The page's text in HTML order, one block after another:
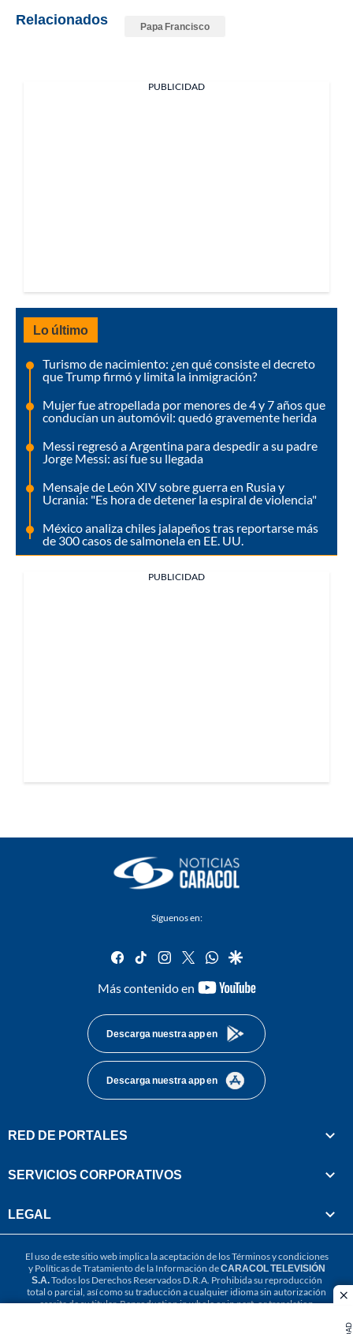
Relacionados Papa Francisco
PUBLICIDAD
Lo último
Turismo de nacimiento: ¿en qué consiste el decreto
que Trump firmó y limita la inmigración?
Mujer fue atropellada por menores de 4 y 7 años que
conducían un automóvil: quedó gravemente herida
Messi regresó a Argentina para despedir a su padre
Jorge Messi: así fue su llegada
Mensaje de León XIV sobre guerra en Rusia y
Ucrania: "Es hora de detener la espiral de violencia"
México analiza chiles jalapeños tras reportarse más
de 300 casos de salmonela en EE. UU.
PUBLICIDAD
Síguenos en:
facebook
tiktok instagram
twitterwhatsapp
google
Más contenido en
youtube-
Descarga nuestra app en
Descarga nuestra app en
RED DE PORTALES
SERVICIOS CORPORATIVOS
LEGAL
El uso de este sitio web implica la aceptación de losTérminos y condiciones
y Políticas de Tratamiento de la Información deCARACOL TELEVISIÓN
S.A.Todos los Derechos Reservados D.R.A. Prohibida su reproducción
total o parcial, así como su traducción a cualquier idioma sin autorización
escrita de su titular. Reproduction in whole or in part, or translation